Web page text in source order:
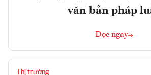
văn bản pháp
Đọc ngay
Thị trường